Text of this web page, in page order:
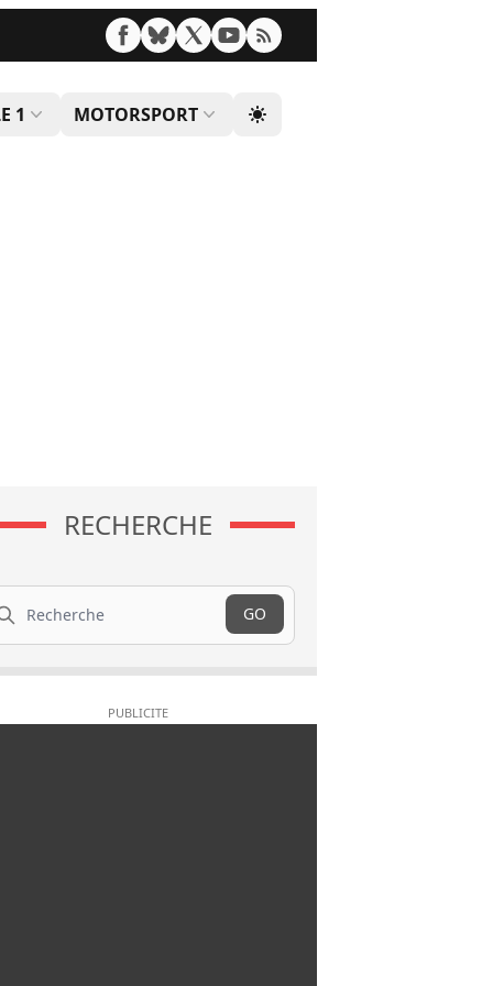
1 MOTORSPORT
RECHERCHE
GO